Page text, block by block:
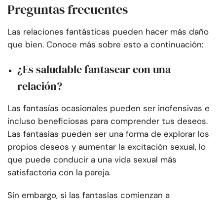
Preguntas frecuentes
Las relaciones fantásticas pueden hacer más daño
que bien. Conoce más sobre esto a continuación:
¿Es saludable fantasear con una
relación?
Las fantasías ocasionales pueden ser inofensivas e
incluso beneficiosas para comprender tus deseos.
Las fantasías pueden ser una forma de explorar los
propios deseos y aumentar la excitación sexual, lo
que puede conducir a una vida sexual más
satisfactoria con la pareja.
Sin embargo, si las fantasías comienzan a